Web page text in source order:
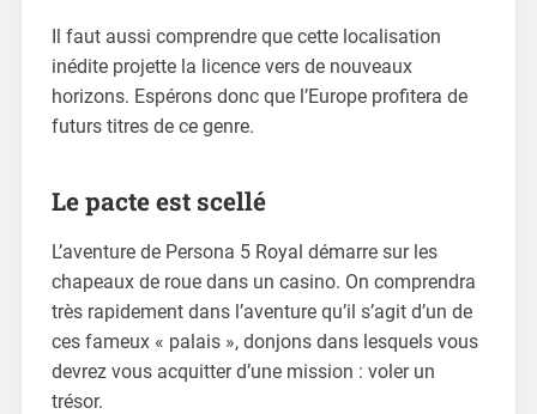
Il faut aussi comprendre que cette localisation
inédite projette la licence vers de nouveaux
horizons. Espérons donc que l’Europe profitera de
futurs titres de ce genre.
Le pacte est scellé
L’aventure de Persona 5 Royal démarre sur les
chapeaux de roue dans un casino. On comprendra
très rapidement dans l’aventure qu’il s’agit d’un de
ces fameux « palais », donjons dans lesquels vous
devrez vous acquitter d’une mission : voler un
trésor.